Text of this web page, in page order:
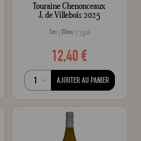
Touraine Chenonceaux
J. de Villebois 2025
Sec Blanc 75 cl
12,40 €
AJOUTER AU PANIER